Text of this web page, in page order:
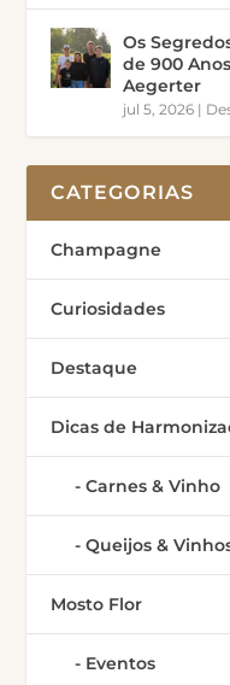
Os
de 900
Aegerter
jul 5, 2026 |
CATEGORIAS
Champagne
Curiosidades
Destaque
Dicas de
Carnes & Vinho
Queijos &
Mosto Flor
Eventos